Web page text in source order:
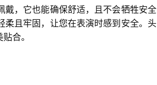
，它也能确保舒适，且不会牺牲安全
且牢固，让您在表演时感到安全。头
合。